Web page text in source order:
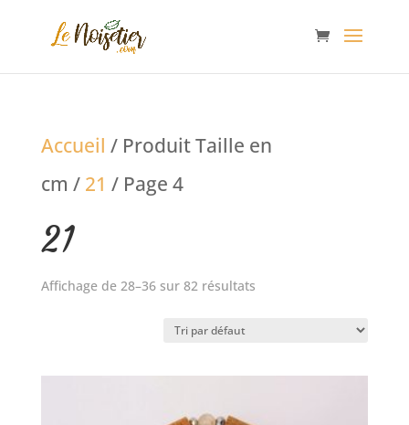
Accueil / Produit Taille en
cm / 21 / Page 4
21
Affichage de 28–36 sur 82 résultats